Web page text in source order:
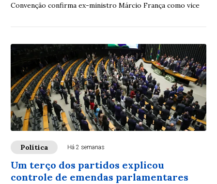
Convenção confirma ex-ministro Márcio França como vice
Política Há 2 semanas
Um terço dos partidos explicou
controle de emendas parlamentares